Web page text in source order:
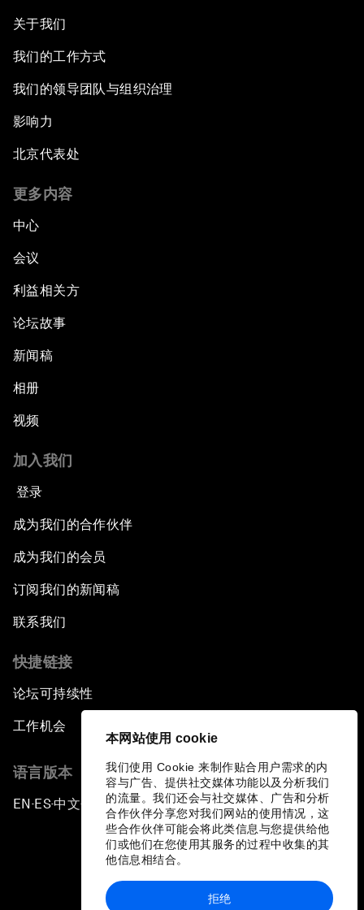
本网站使用 cookie
我们使用 Cookie 来制作贴合用户需求的内
容与广告、提供社交媒体功能以及分析我们
的流量。我们还会与社交媒体、广告和分析
合作伙伴分享您对我们网站的使用情况，这
些合作伙伴可能会将此类信息与您提供给他
们或他们在您使用其服务的过程中收集的其
他信息相结合。
拒绝
关于我们
我们的工作方式
我们的领导团队与组织治理
影响力
北京代表处
更多内容
中心
会议
利益相关方
论坛故事
新闻稿
相册
视频
加入我们
登录
成为我们的合作伙伴
成为我们的会员
订阅我们的新闻稿
联系我们
快捷链接
论坛可持续性
工作机会
语言版本
EN ▪ES▪中文▪ 日本語